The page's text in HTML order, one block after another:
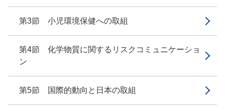
第3節 小児環境保健への取組
第4節 化学物質に関するリスクコミュニケーショ
ン
第5節 国際的動向と日本の取組